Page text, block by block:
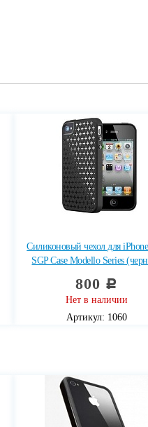
Силиконовый чехол для
SGP Case Modello Series
800 c
Нет в наличии
Артикул: 1060